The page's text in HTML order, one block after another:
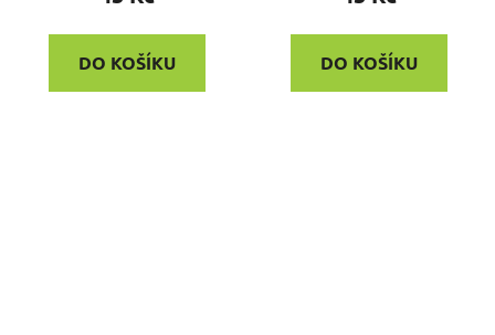
DO KOŠÍKU DO KOŠÍKU